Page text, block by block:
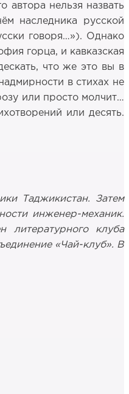
автора нельзя назвать
наследника русской
говоря…»). Однако
горца, и кавказская
что же это вы в
в стихах не
или просто молчит…
или десять.
Таджикистан. Затем
инженер-механик.
литературного клуба
«Чай-клуб». В